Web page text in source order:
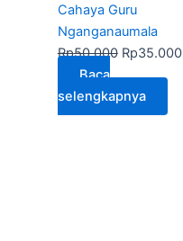
Cahaya Guru
Nganganaumala
Rp50.000 Rp35.000
Baca
selengkapnya